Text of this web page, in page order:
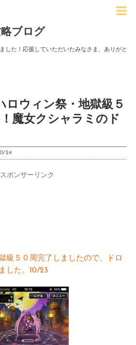
ブログ
した！応援していただいたみなさま、ありがと
ロウィン祭・地獄級５
魔女クシャラミのド
24
スポンサーリンク
級５０周完了しましたので、ドロ
した。10/23